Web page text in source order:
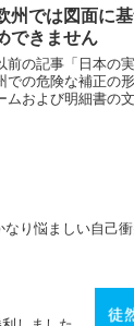
年金は以下の通り
料金）。５年目...
州では図面に
できません
前の記事「日本の
での危険な補正の
ムおよび明細書の
なり悩ましい自己